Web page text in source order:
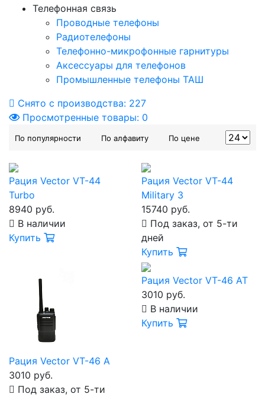
Телефонная связь
Проводные телефоны
Радиотелефоны
Телефонно-микрофонные гарнитуры
Аксессуары для телефонов
Промышленные телефоны ТАШ
Снято с производства: 227
Просмотренные товары: 0
По популярности По алфавиту По цене
Рация Vector VT-44
Turbo
8940 руб.
В наличии
Купить
Рация Vector VT-44
Military 3
15740 руб.
Под заказ, от 5-ти
дней
Купить
Рация Vector VT-46 A
3010 руб.
Под заказ, от 5-ти
Рация Vector VT-46 AT
3010 руб.
В наличии
Купить